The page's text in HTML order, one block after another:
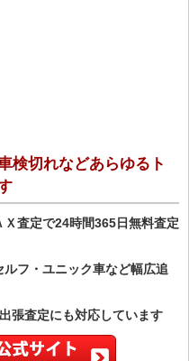
検切れなどあらゆるト
査定で24時間365日無料査定
フ・ユニック車など幅広追
張査定にも対応しています